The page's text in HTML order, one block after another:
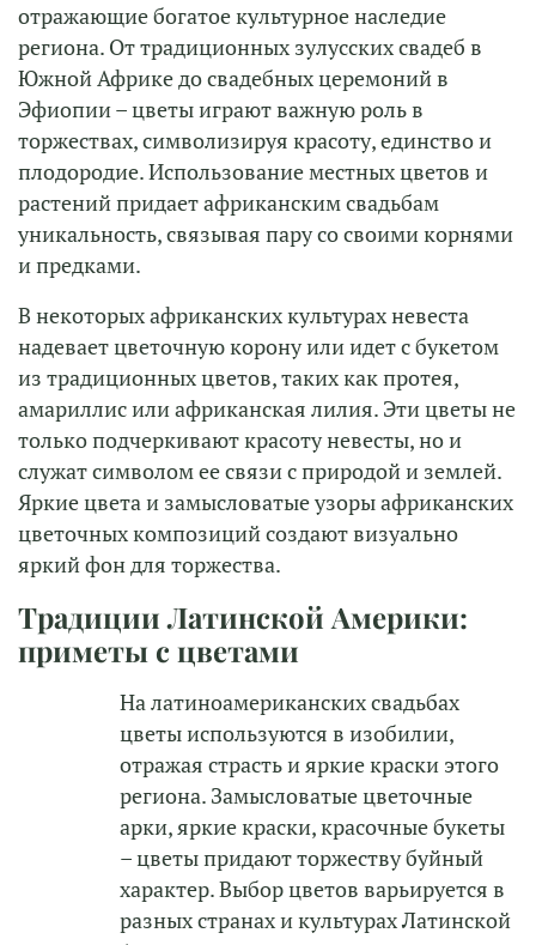
отражающие богатое культурное наследие
региона. От традиционных зулусских свадеб в
Южной Африке до свадебных церемоний в
Эфиопии – цветы играют важную роль в
торжествах, символизируя красоту, единство и
плодородие. Использование местных цветов и
растений придает африканским свадьбам
уникальность, связывая пару со своими корнями
и предками.
В некоторых африканских культурах невеста
надевает цветочную корону или идет с букетом
из традиционных цветов, таких как протея,
амариллис или африканская лилия. Эти цветы не
только подчеркивают красоту невесты, но и
служат символом ее связи с природой и землей.
Яркие цвета и замысловатые узоры африканских
цветочных композиций создают визуально
яркий фон для торжества.
Традиции Латинской Америки:
приметы с цветами
На латиноамериканских свадьбах
цветы используются в изобилии,
отражая страсть и яркие краски этого
региона. Замысловатые цветочные
арки, яркие краски, красочные букеты
– цветы придают торжеству буйный
характер. Выбор цветов варьируется в
разных странах и культурах Латинской